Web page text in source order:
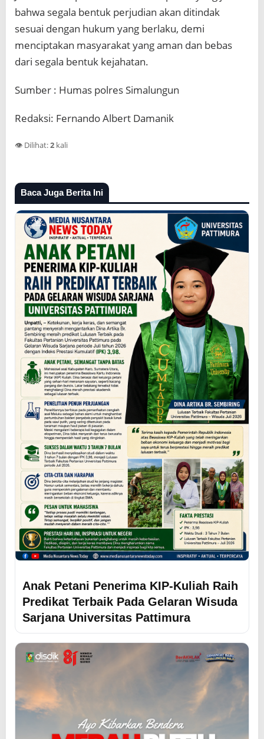
bahwa segala bentuk perjudian akan ditindak
sesuai dengan hukum yang berlaku, demi
menciptakan masyarakat yang aman dan bebas
dari segala bentuk kejahatan.
Sumber : Humas polres Simalungun
Redaksi: Fernando Albert Damanik
👁️ Dilihat:2 kali
Baca Juga Berita Ini
Anak Petani Penerima KIP-Kuliah Raih
Predikat Terbaik Pada Gelaran Wisuda
Sarjana Universitas Pattimura